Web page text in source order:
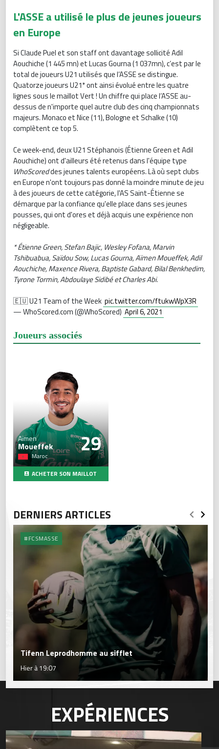
L'ASSE a utilisé le plus de jeunes joueurs
en Europe
Si Claude Puel et son staff ont davantage sollicité Adil
Aouchiche (1 445 mn) et Lucas Gourna (1 037mn), c’est par le
total de joueurs U21 utilisés que l’ASSE se distingue.
Quatorze joueurs U21* ont ainsi évolué entre les quatre
lignes sous le maillot Vert ! Un chiffre qui place l’ASSE au-
dessus de n'importe quel autre club des cinq championnats
majeurs. Monaco et Nice (11), Bologne et Schalke (10)
complètent ce top 5.
Ce week-end, deux U21 Stéphanois (Étienne Green et Adil
Aouchiche) ont d'ailleurs été retenus dans l'équipe type
WhoScoreddes jeunes talents européens. Là où sept clubs
en Europe n'ont toujours pas donné la moindre minute de jeu
à des joueurs de cette catégorie, l'AS Saint-Étienne se
démarque par la confiance qu'elle place dans ses jeunes
pousses, qui ont d'ores et déjà acquis une expérience non
négligeable.
* Étienne Green, Stefan Bajic, Wesley Fofana, Marvin
Tshibuabua, Saïdou Sow, Lucas Gourna, Aïmen Moueffek, Adil
Aouchiche, Maxence Rivera, Baptiste Gabard, Bilal Benkhedim,
Tyrone Tormin, Abdoulaye Sidibé et Charles Abi.
🇪🇺 U21 Team of the Week pic.twitter.com/ftukwWpX3R
— WhoScored.com (@WhoScored) April 6, 2021
Joueurs associés
29
Aïmen
Moueffek
Maroc
ACHETER SON MAILLOT
DERNIERS ARTICLES
#FCSMASSE
Tifenn Leprodhomme au sifflet
Hier à 19:07
EXPÉRIENCES